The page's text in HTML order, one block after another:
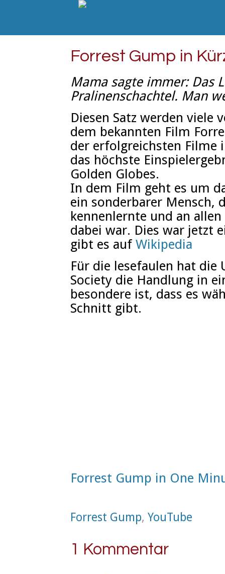
Forrest Gump in
Mama sagte immer: Das
Pralinenschachtel. Man
Diesen Satz werden viele
dem bekannten Film
der erfolgreichsten Filme
das höchste
Golden Globes.
In dem Film geht es um
ein sonderbarer Mensch,
kennenlernte und an
dabei war. Dies war jetzt
gibt es auf Wikipedia
Für die lesefaulen hat die
Society die Handlung in
besondere ist, dass es
Schnitt gibt.
Forrest Gump in One
Forrest Gump, YouTube
1 Kommentar